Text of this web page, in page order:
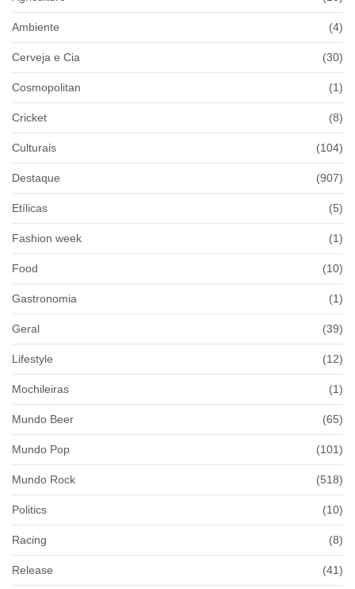
Ambiente (4)
Cerveja e Cia (30)
Cosmopolitan (1)
Cricket (8)
Culturais (104)
Destaque (907)
Etílicas (5)
Fashion week (1)
Food (10)
Gastronomia (1)
Geral (39)
Lifestyle (12)
Mochileiras (1)
Mundo Beer (65)
Mundo Pop (101)
Mundo Rock (518)
Politics (10)
Racing (8)
Release (41)